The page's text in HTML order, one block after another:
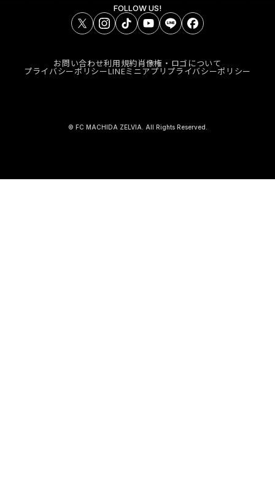
FOLLOW US!
お問い合わせ利用規約肖像権・ロゴについて
プライバシーポリシーLINEミニアプリプライバシーポリシー
© FC MACHIDA ZELVIA. All Rights Reserved.